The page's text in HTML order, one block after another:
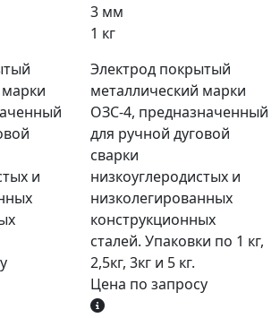
и
3 мм
1 кг
Электрод покрытый
металлический марки
ОЗС-4, предназначенный
для ручной дуговой
сварки
низкоуглеродистых и
низколегированных
конструкционных
сталей. Упаковки по 1 кг,
2,5кг, 3кг и 5 кг.
Цена по запросу